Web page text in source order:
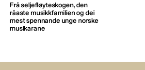
Frå seljefløyteskogen, den
råaste musikkfamilien og dei
mest spennande unge norske
musikarane